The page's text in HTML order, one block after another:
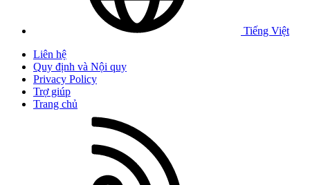
Tiếng Việt
Liên hệ
Quy định và Nội quy
Privacy Policy
Trợ giúp
Trang chủ